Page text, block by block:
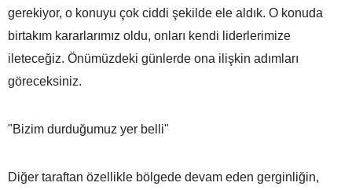
gerekiyor, o konuyu çok ciddi şekilde ele aldık. O konuda
birtakım kararlarımız oldu, onları kendi liderlerimize
ileteceğiz. Önümüzdeki günlerde ona ilişkin adımları
göreceksiniz.
"Bizim durduğumuz yer belli"
Diğer taraftan özellikle bölgede devam eden gerginliğin,